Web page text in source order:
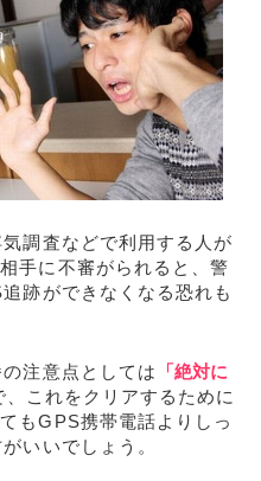
調査などで利用する人が
手に不審がられると、警
跡ができなくなる恐れも
注意点としては
「絶対に
、これをクリアするために
もGPS携帯電話よりしっ
いいでしょう。